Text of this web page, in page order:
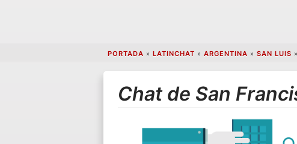
PORTADA » LATINCHAT » ARGENTINA » SAN LUIS »
Chat de San